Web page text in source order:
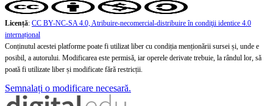
Licență: CC BY-NC-SA 4.0, Atribuire-necomercial-distribuire în condiţii identice 4.0
internațional
Conținutul acestei platforme poate fi utilizat liber cu condiția menționării sursei și, unde e
posibil, a autorului. Modificarea este permisă, iar operele derivate trebuie, la rândul lor, să
poată fi utilizate liber și modificate fără restricții.
Semnalați o modificare necesară.